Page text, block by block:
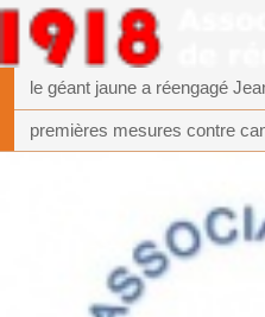
le géant jaune a réengagé
premières mesures contre